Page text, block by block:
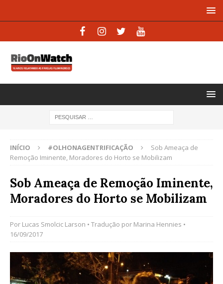
INÍCIO #OLHONAGENTRIFICAÇÃO
Sob Ameaça de
Remoção Iminente, Moradores do Horto se Mobilizam
Sob Ameaça de Remoção Iminente,
Moradores do Horto se Mobilizam
Por Lucas Smolcic Larson • Tradução por Marina Hennies •
16/09/2017